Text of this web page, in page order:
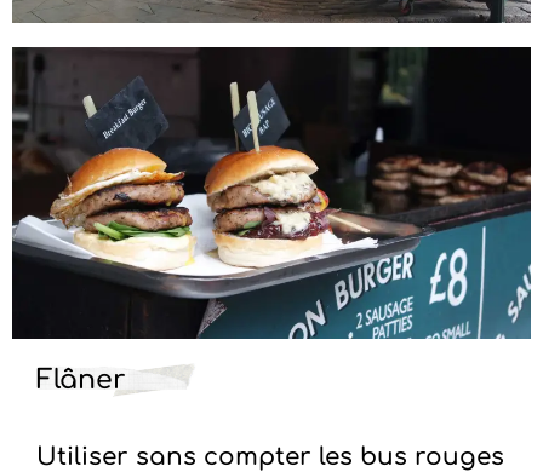
Flâner
Utiliser sans compter les bus rouges